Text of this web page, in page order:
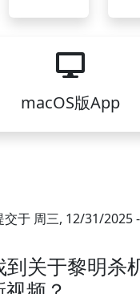
macOS版App
交于 周三, 12/31/2025
到关于黎明杀